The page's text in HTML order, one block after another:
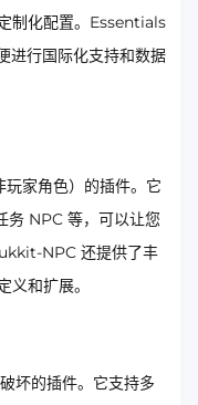
制化配置。Essentials
进行国际化支持和数据
家角色）的插件。它
务 NPC 等，可以让您
NPC 还提供了丰
和扩展。
坏的插件。它支持多